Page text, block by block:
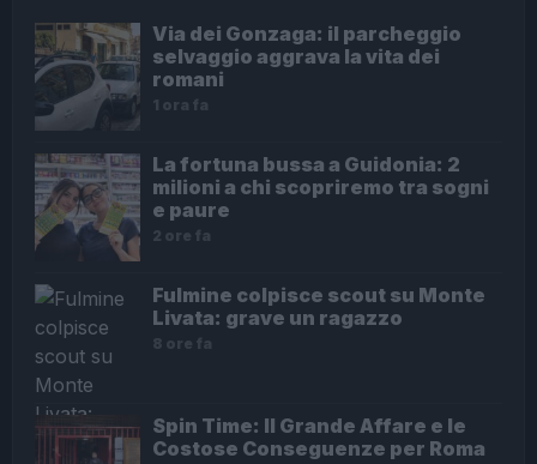
Via dei Gonzaga: il parcheggio
selvaggio aggrava la vita dei
romani
1 ora fa
La fortuna bussa a Guidonia: 2
milioni a chi scopriremo tra sogni
e paure
2 ore fa
Fulmine colpisce scout su Monte
Livata: grave un ragazzo
8 ore fa
Spin Time: Il Grande Affare e le
Costose Conseguenze per Roma